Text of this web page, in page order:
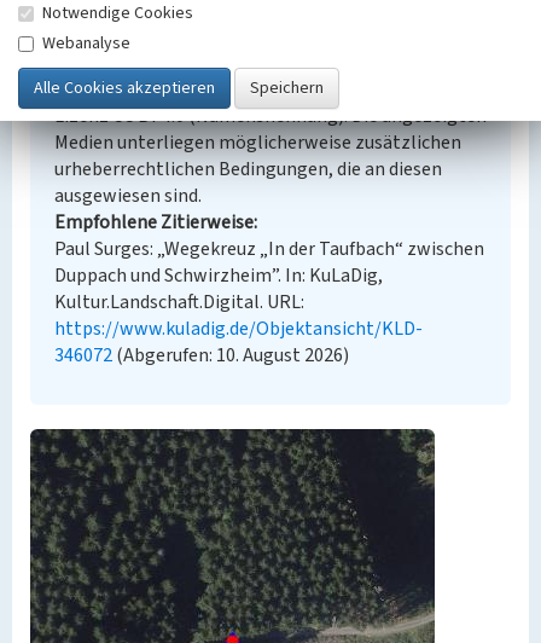
Empfohlene Zitierweise
Urheberrechtlicher Hinweis
Der hier präsentierte Inhalt steht unter der freien
Lizenz CC BY 4.0 (Namensnennung). Die angezeigten
Medien unterliegen möglicherweise zusätzlichen
urheberrechtlichen Bedingungen, die an diesen
ausgewiesen sind.
Empfohlene Zitierweise
Paul Surges: „Wegekreuz „In der Taufbach“ zwischen
Duppach und Schwirzheim”. In: KuLaDig,
Kultur.Landschaft.Digital. URL:
https://www.kuladig.de/Objektansicht/KLD-
346072(Abgerufen: 10. August 2026)
Notwendige Cookies
Webanalyse